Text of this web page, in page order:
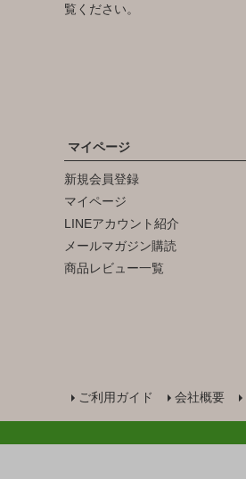
覧ください。
マイページ
新規会員登録
マイページ
LINEアカウント紹介
メールマガジン購読
商品レビュー一覧
ご利用ガイド 会社概要